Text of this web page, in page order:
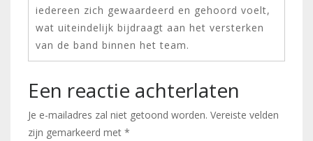
iedereen zich gewaardeerd en gehoord voelt,
wat uiteindelijk bijdraagt aan het versterken
van de band binnen het team.
Een reactie achterlaten
Je e-mailadres zal niet getoond worden. Vereiste velden
zijn gemarkeerd met *